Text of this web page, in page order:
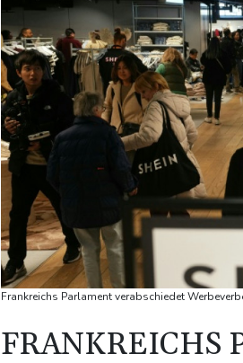
Frankreichs Parlament verabschiedet
FRANKREICHS